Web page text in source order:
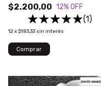
$2.200,00 12% OFF
(1)
12x $183,33 sin interés